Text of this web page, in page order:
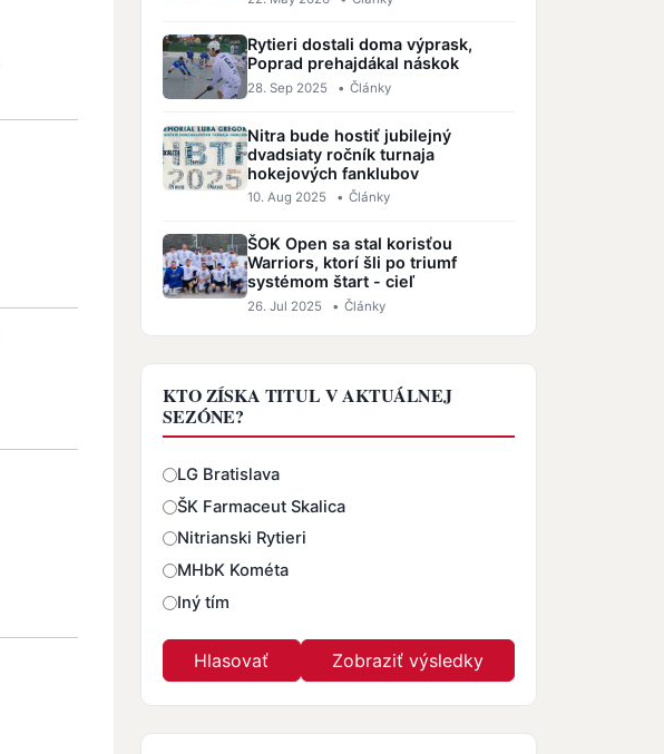
Rytieri dostali doma výprask,
Poprad prehajdákal náskok
28. Sep 2025 • Články
Nitra bude hostiť jubilejný
dvadsiaty ročník turnaja
hokejových fanklubov
10. Aug 2025 • Články
ŠOK Open sa stal korisťou
Warriors, ktorí šli po triumf
systémom štart - cieľ
26. Jul 2025 • Články
KTO ZÍSKA TITUL V AKTUÁLNEJ
SEZÓNE?
Odpovede
LG Bratislava
ŠK Farmaceut Skalica
Nitrianski Rytieri
MHbK Kométa
Iný tím